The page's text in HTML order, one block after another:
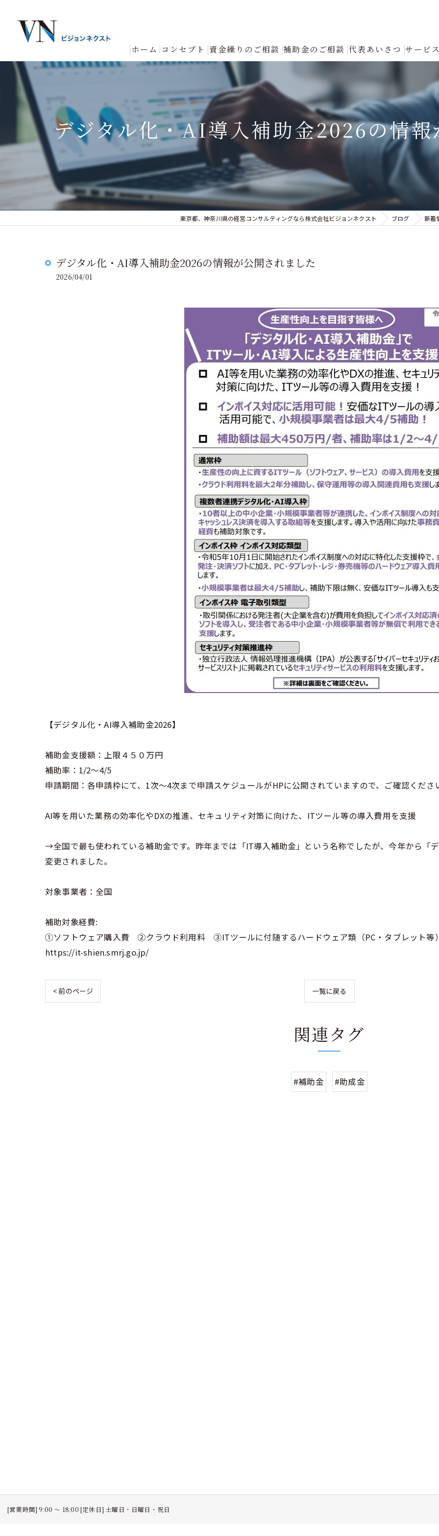
ホーム コンセプト 資金繰りのご相談
創業融資コンサルタントの選び方と成功の秘訣｜確実な資金調達をプ
返済が厳しい
融資について
創業融資
銀行への返済リスケジュール（条件変更）の手続きと進め方｜資金繰
認定支援機関による「税制優遇・金利低減」フル活用支援
補助金のご相談 代表あいさつ サービス
デジタル化・AI導入補助金2026の情報
東京都、神奈川県の経営コンサルティングなら株式会社ビジョンネクスト ブログ 新着
デジタル化・AI導入補助金2026の情報が公開されました
2026/04/01
【デジタル化・AI導入補助金2026】
補助金支援額：上限４５０万円
補助率：1/2～4/5
申請期間：各申請枠にて、1次～4次まで申請スケジュールがHPに公開されていますので、ご確認くださ
AI等を用いた業務の効率化やDXの推進、セキュリティ対策に向けた、ITツール等の導入費用を支援
→全国で最も使われている補助金です。昨年までは「IT導入補助金」という名称でしたが、今年から「
変更されました。
対象事業者：全国
補助対象経費:
①ソフトウェア購入費 ②クラウド利用料 ③ITツールに付随するハードウェア類（PC・タブレット等
https://it-shien.smrj.go.jp/
< 前のページ 一覧に戻る
関連タグ
#補助金 #助成金
[営業時間] 9:00 ～ 18:00 [定休日] 土曜日・日曜日・祝日